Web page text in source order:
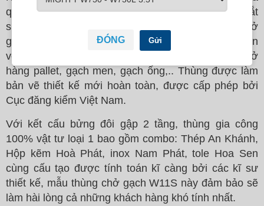
qua, Xưởng thùng Hyundai Việt Nhân vừa cho ra mắt
siêu phẩm Hyundai Mighty W11S Euro 5 thùng chở
gạch chuyên dùng. Đây là thiết kế vượt trội, làm bản
vẽ đầy đủ dành riêng cho nhóm khách hàng chở
hàng pallet, gạch men, gạch ống,.. Thùng được làm
bản vẽ thiết kế mới hoàn toàn, được cấp phép bởi
Cục đăng kiểm Việt Nam.
Với kết cấu bửng đôi gập 2 tầng, thùng gia công
100% vật tư loại 1 bao gồm combo: Thép An Khánh,
Hộp kẽm Hoà Phát, inox Nam Phát, tole Hoa Sen
cùng cấu tạo được tính toán kĩ càng bởi các kĩ sư
thiết kế, mẫu thùng chở gạch W11S này đảm bảo sẽ
làm hài lòng cả những khách hàng khó tính nhất.
ĐÓNG Gửi